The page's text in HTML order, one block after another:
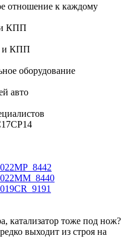
отношение к каждому
и КПП
и КПП
оборудование
авто
катализатор тоже под нож?
выходит из строя на